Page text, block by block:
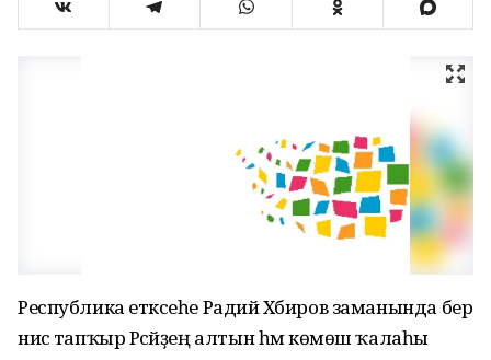
Республика етәксеһе Радий Хәбиров заманында бер
нисә тапҡыр Рәсәйҙең алтын һәм көмөш ҡалаһы